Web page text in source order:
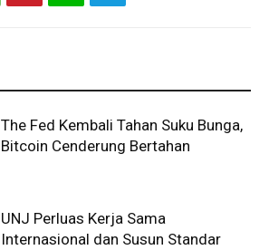
The Fed Kembali Tahan Suku Bunga,
Bitcoin Cenderung Bertahan
UNJ Perluas Kerja Sama
Internasional dan Susun Standar